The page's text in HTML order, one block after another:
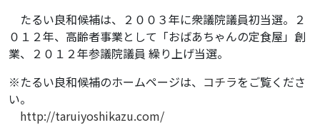
たるい良和候補は、２００３年に衆議院議員初当選。２
０１２年、高齢者事業として「おばあちゃんの定食屋」創
業、２０１２年参議院議員 繰り上げ当選。
※たるい良和候補のホームページは、 コチラをご覧くださ
い。
http://taruiyoshikazu.com/